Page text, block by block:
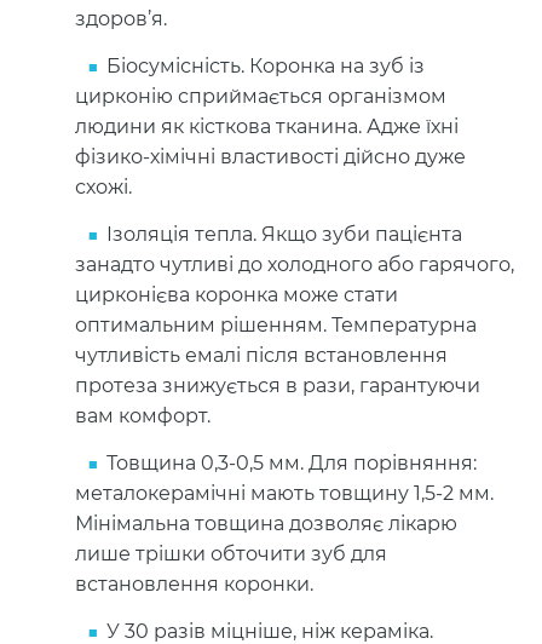
здоров’я.
Біосумісність. Коронка на зуб із
цирконію сприймається організмом
людини як кісткова тканина. Адже їхні
фізико-хімічні властивості дійсно дуже
схожі.
Ізоляція тепла. Якщо зуби пацієнта
занадто чутливі до холодного або гарячого,
цирконієва коронка може стати
оптимальним рішенням. Температурна
чутливість емалі після встановлення
протеза знижується в рази, гарантуючи
вам комфорт.
Товщина 0,3-0,5 мм. Для порівняння:
металокерамічні мають товщину 1,5-2 мм.
Мінімальна товщина дозволяє лікарю
лише трішки обточити зуб для
встановлення коронки.
У 30 разів міцніше, ніж кераміка.